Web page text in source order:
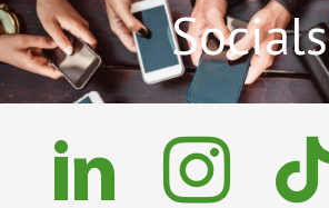
Socials